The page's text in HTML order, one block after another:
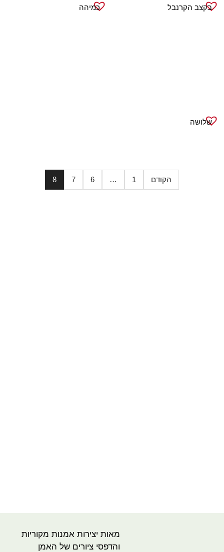
בקצב הקרנבל כמיהה
שלושה
הקודם 1
…
6
7
8
מאות יצירות אמנות מקוריות
והדפסי ציורים של האמן